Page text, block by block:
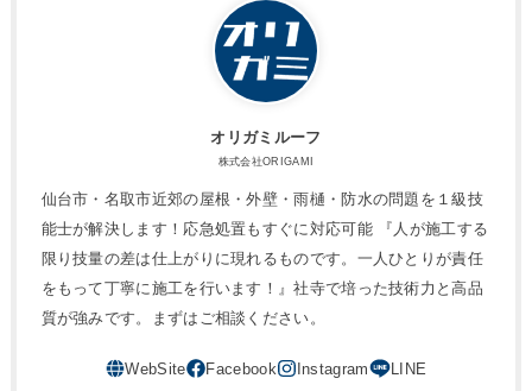
オリガミルーフ
株式会社ORIGAMI
仙台市・名取市近郊の屋根・外壁・雨樋・防水の問題を１級技
能士が解決します！応急処置もすぐに対応可能 『人が施工する
限り技量の差は仕上がりに現れるものです。一人ひとりが責任
をもって丁寧に施工を行います！』社寺で培った技術力と高品
質が強みです。まずはご相談ください。